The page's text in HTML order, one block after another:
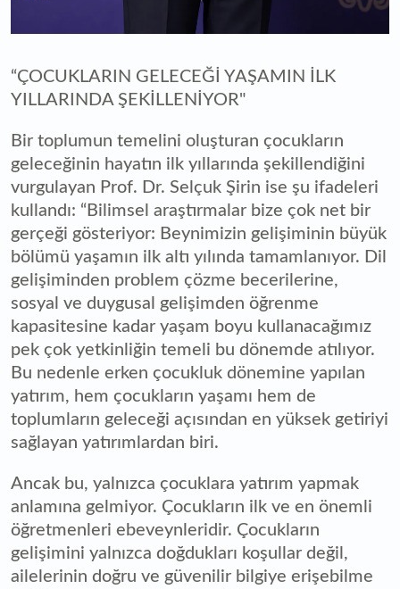
“ÇOCUKLARIN GELECEĞİ YAŞAMIN İLK
YILLARINDA ŞEKİLLENİYOR"
Bir toplumun temelini oluşturan çocukların
geleceğinin hayatın ilk yıllarında şekillendiğini
vurgulayan Prof. Dr. Selçuk Şirin ise şu ifadeleri
kullandı: “Bilimsel araştırmalar bize çok net bir
gerçeği gösteriyor: Beynimizin gelişiminin büyük
bölümü yaşamın ilk altı yılında tamamlanıyor. Dil
gelişiminden problem çözme becerilerine,
sosyal ve duygusal gelişimden öğrenme
kapasitesine kadar yaşam boyu kullanacağımız
pek çok yetkinliğin temeli bu dönemde atılıyor.
Bu nedenle erken çocukluk dönemine yapılan
yatırım, hem çocukların yaşamı hem de
toplumların geleceği açısından en yüksek getiriyi
sağlayan yatırımlardan biri.
Ancak bu, yalnızca çocuklara yatırım yapmak
anlamına gelmiyor. Çocukların ilk ve en önemli
öğretmenleri ebeveynleridir. Çocukların
gelişimini yalnızca doğdukları koşullar değil,
ailelerinin doğru ve güvenilir bilgiye erişebilme